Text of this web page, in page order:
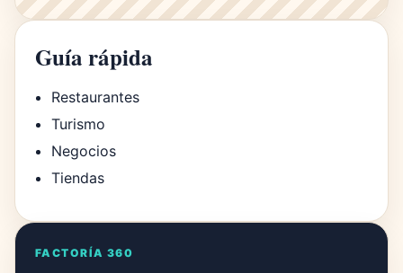
Guía rápida
Restaurantes
Turismo
Negocios
Tiendas
FACTORÍA 360